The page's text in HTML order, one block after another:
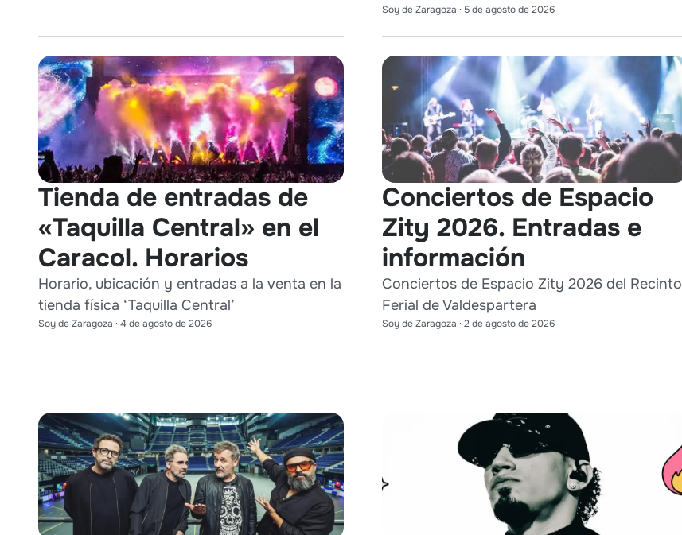
Soy de Zaragoza · 5 de agosto de 2026
Tienda de entradas de
«Taquilla Central» en el
Caracol. Horarios
Horario, ubicación y entradas a la venta en la
tienda física ‘Taquilla Central’
Soy de Zaragoza · 4 de agosto de 2026
Conciertos de Espacio
Zity 2026. Entradas e
información
Conciertos de Espacio Zity 2026 del Recinto
Ferial de Valdespartera
Soy de Zaragoza · 2 de agosto de 2026